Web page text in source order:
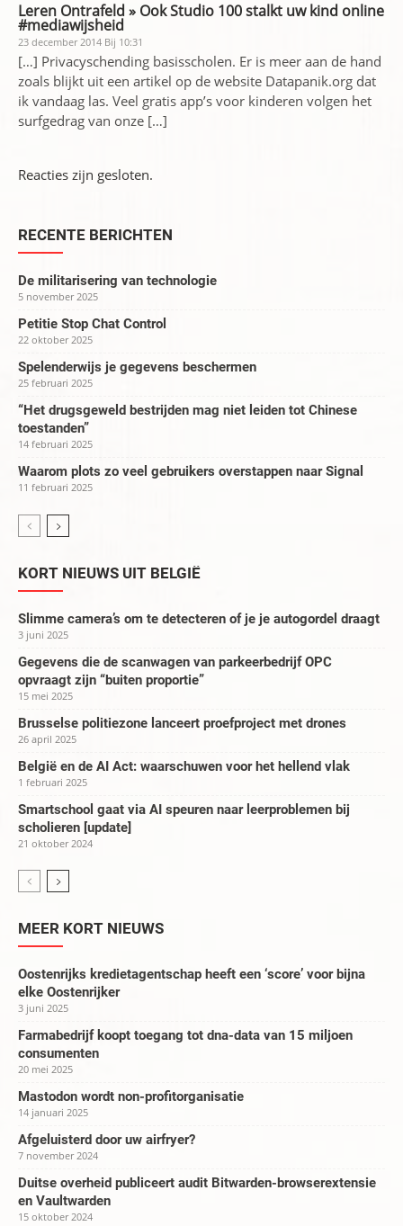
Leren Ontrafeld » Ook Studio 100 stalkt uw kind online
#mediawijsheid
23 december 2014 Bij 10:31
[…] Privacyschending basisscholen. Er is meer aan de hand
zoals blijkt uit een artikel op de website Datapanik.org dat
ik vandaag las. Veel gratis app’s voor kinderen volgen het
surfgedrag van onze […]
Reacties zijn gesloten.
RECENTE BERICHTEN
De militarisering van technologie
5 november 2025
Petitie Stop Chat Control
22 oktober 2025
Spelenderwijs je gegevens beschermen
25 februari 2025
“Het drugsgeweld bestrijden mag niet leiden tot Chinese
toestanden”
14 februari 2025
Waarom plots zo veel gebruikers overstappen naar Signal
11 februari 2025
KORT NIEUWS UIT BELGIË
Slimme camera’s om te detecteren of je je autogordel draagt
3 juni 2025
Gegevens die de scanwagen van parkeerbedrijf OPC
opvraagt zijn “buiten proportie”
15 mei 2025
Brusselse politiezone lanceert proefproject met drones
26 april 2025
België en de AI Act: waarschuwen voor het hellend vlak
1 februari 2025
Smartschool gaat via AI speuren naar leerproblemen bij
scholieren [update]
21 oktober 2024
MEER KORT NIEUWS
Oostenrijks kredietagentschap heeft een ‘score’ voor bijna
elke Oostenrijker
3 juni 2025
Farmabedrijf koopt toegang tot dna-data van 15 miljoen
consumenten
20 mei 2025
Mastodon wordt non-profitorganisatie
14 januari 2025
Afgeluisterd door uw airfryer?
7 november 2024
Duitse overheid publiceert audit Bitwarden-browserextensie
en Vaultwarden
15 oktober 2024